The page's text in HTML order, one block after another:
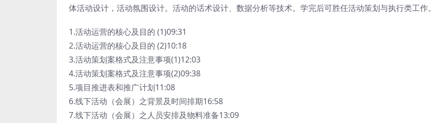
体活动设计，活动氛围设计。活动的话术设计、数据分析等技术。学完后可胜任活动策划与执行类工作。
1.活动运营的核心及目的 (1)09:31
2.活动运营的核心及目的 (2)10:18
3.活动策划案格式及注意事项(1)12:03
4.活动策划案格式及注意事项(2)09:38
5.项目推进表和推广计划11:08
6.线下活动（会展）之背景及时间排期16:58
7.线下活动（会展）之人员安排及物料准备13:09